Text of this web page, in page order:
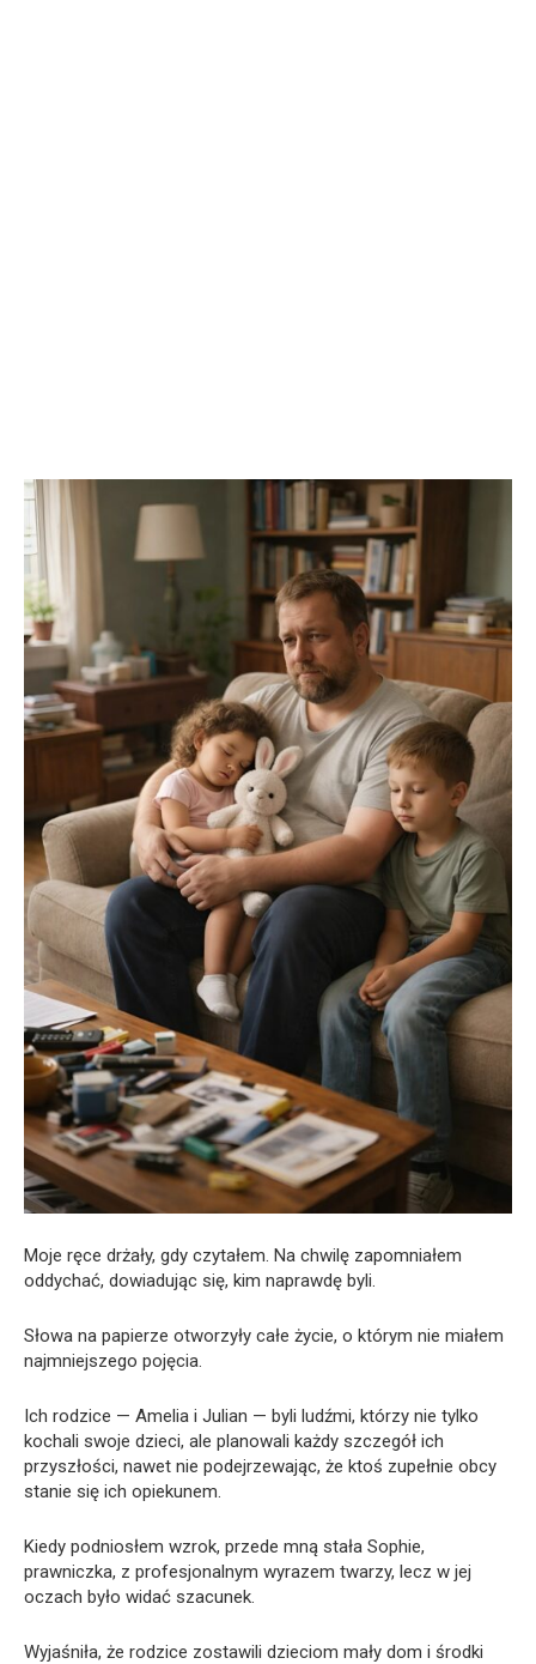
Moje ręce drżały, gdy czytałem. Na chwilę zapomniałem
oddychać, dowiadując się, kim naprawdę byli.
Słowa na papierze otworzyły całe życie, o którym nie miałem
najmniejszego pojęcia.
Ich rodzice — Amelia i Julian — byli ludźmi, którzy nie tylko
kochali swoje dzieci, ale planowali każdy szczegół ich
przyszłości, nawet nie podejrzewając, że ktoś zupełnie obcy
stanie się ich opiekunem.
Kiedy podniosłem wzrok, przede mną stała Sophie,
prawniczka, z profesjonalnym wyrazem twarzy, lecz w jej
oczach było widać szacunek.
Wyjaśniła, że rodzice zostawili dzieciom mały dom i środki